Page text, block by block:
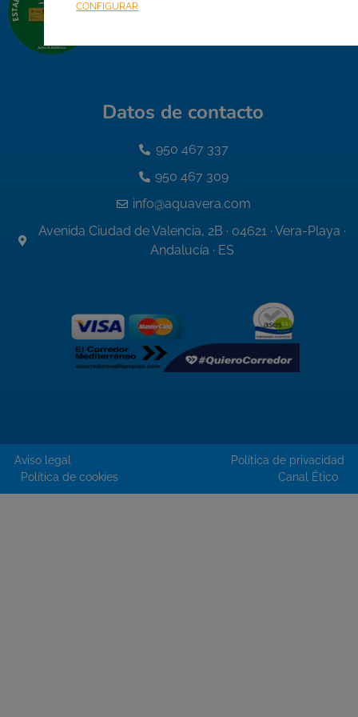
Datos de contacto
950 467 337
950 467 309
info@aquavera.com
Avenida Ciudad de Valencia, 2B · 04621 · Vera-Playa ·
Andalucía · ES
Aviso legal
Política de privacidad
Política de cookies
Canal Ético
CONFIGURAR